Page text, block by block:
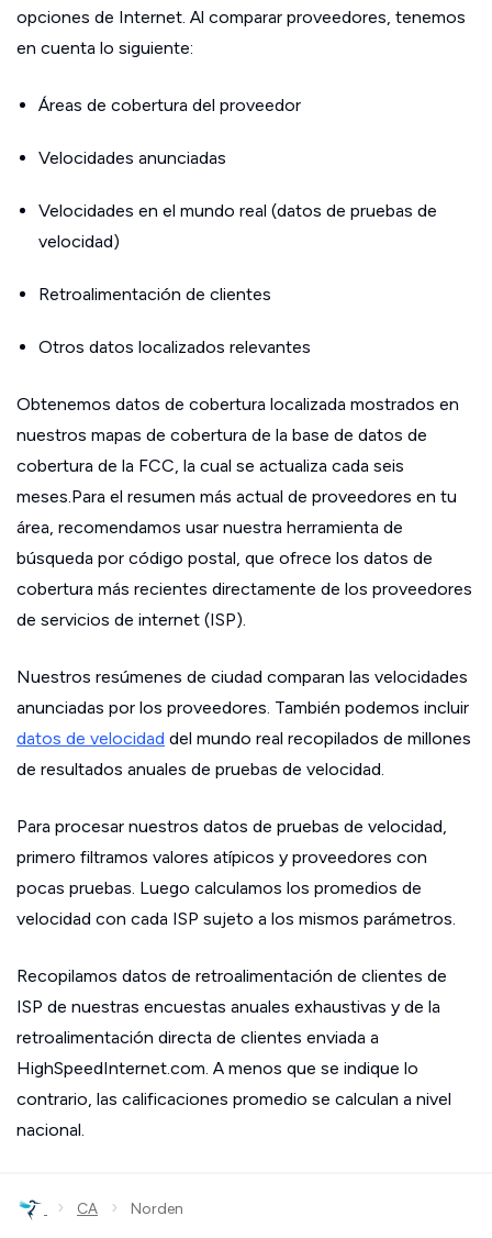
opciones de Internet. Al comparar proveedores, tenemos
en cuenta lo siguiente:
Áreas de cobertura del proveedor
Velocidades anunciadas
Velocidades en el mundo real (datos de pruebas de
velocidad)
Retroalimentación de clientes
Otros datos localizados relevantes
Obtenemos datos de cobertura localizada mostrados en
nuestros mapas de cobertura de la base de datos de
cobertura de la FCC, la cual se actualiza cada seis
meses.Para el resumen más actual de proveedores en tu
área, recomendamos usar nuestra herramienta de
búsqueda por código postal, que ofrece los datos de
cobertura más recientes directamente de los proveedores
de servicios de internet (ISP).
Nuestros resúmenes de ciudad comparan las velocidades
anunciadas por los proveedores. También podemos incluir
datos de velocidad del mundo real recopilados de millones
de resultados anuales de pruebas de velocidad.
Para procesar nuestros datos de pruebas de velocidad,
primero filtramos valores atípicos y proveedores con
pocas pruebas. Luego calculamos los promedios de
velocidad con cada ISP sujeto a los mismos parámetros.
Recopilamos datos de retroalimentación de clientes de
ISP de nuestras encuestas anuales exhaustivas y de la
retroalimentación directa de clientes enviada a
HighSpeedInternet.com. A menos que se indique lo
contrario, las calificaciones promedio se calculan a nivel
nacional.
› CA › Norden